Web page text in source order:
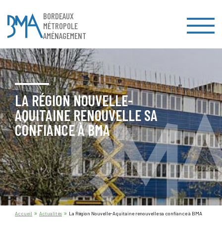
BORDEAUX
MÉTROPOLE
AMÉNAGEMENT
LA RÉGION NOUVELLE-
AQUITAINE RENOUVELLE SA
CONFIANCE À BMA
Accueil » Actualités » La Région Nouvelle-Aquitaine renouvelle sa confiance à BMA